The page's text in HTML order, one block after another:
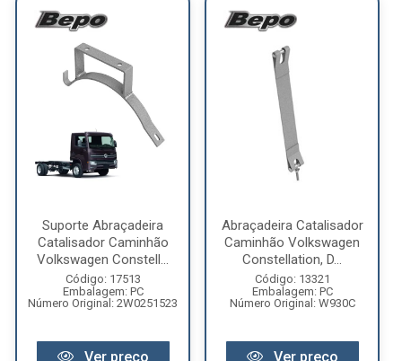
Suporte Abraçadeira
Catalisador Caminhão
Volkswagen Constell...
Código: 17513
Embalagem: PC
Número Original: 2W0251523
Ver preço
Abraçadeira Catalisador
Caminhão Volkswagen
Constellation, D...
Código: 13321
Embalagem: PC
Número Original: W930C
Ver preço